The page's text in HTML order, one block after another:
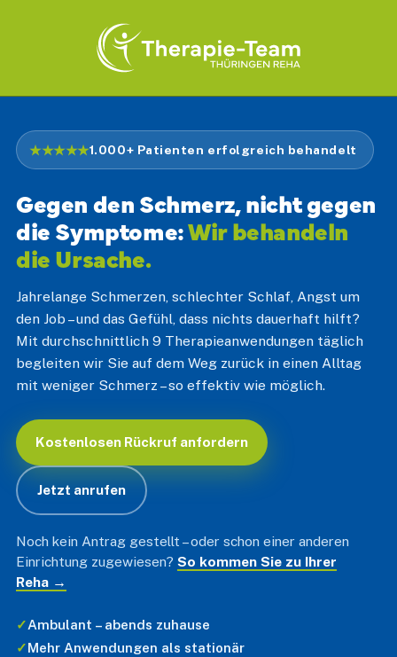
★★★★★1.000+ Patienten erfolgreich behandelt
Gegen den Schmerz, nicht gegen
die Symptome:Wir behandeln
die Ursache.
Jahrelange Schmerzen, schlechter Schlaf, Angst um
den Job – und das Gefühl, dass nichts dauerhaft hilft?
Mit durchschnittlich 9 Therapieanwendungen täglich
begleiten wir Sie auf dem Weg zurück in einen Alltag
mit weniger Schmerz – so effektiv wie möglich.
Kostenlosen Rückruf anfordern
Jetzt anrufen
Noch kein Antrag gestellt – oder schon einer anderen
Einrichtung zugewiesen? So kommen Sie zu Ihrer
Reha →
✓Ambulant – abends zuhause
✓Mehr Anwendungen als stationär